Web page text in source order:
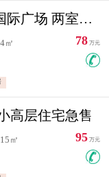
福海路 富豪青年国际广场 两室住宅急售
㎡
78 万元
高层住宅急售
㎡
95 万元